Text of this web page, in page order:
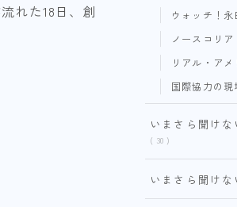
れた18日、創
ウォッチ！永
ノースコリ
リアル・アメ
国際協力の現
いまさら聞けな
30
いまさら聞け